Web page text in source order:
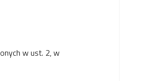
w ust. 2, w